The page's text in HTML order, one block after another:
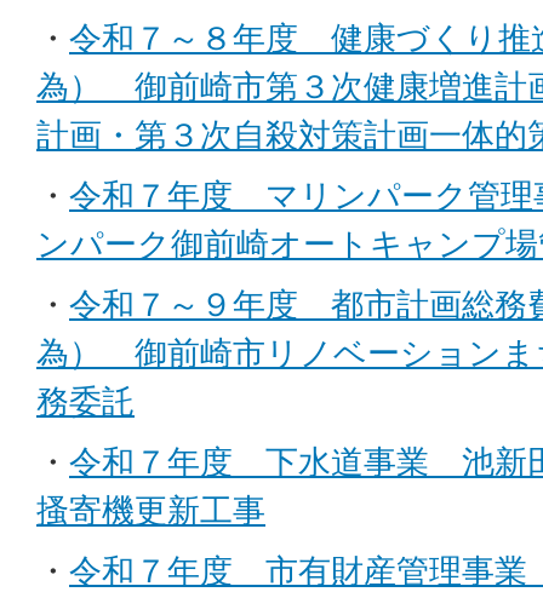
・ 令和７～８年度 健康づくり推
為） 御前崎市第３次健康増進計
計画・第３次自殺対策計画一体的
・ 令和７年度 マリンパーク管
ンパーク御前崎オートキャンプ
・ 令和７～９年度 都市計画総務
為） 御前崎市リノベーションま
務委託
・ 令和７年度 下水道事業 池新
搔寄機更新工事
・ 令和７年度 市有財産管理事